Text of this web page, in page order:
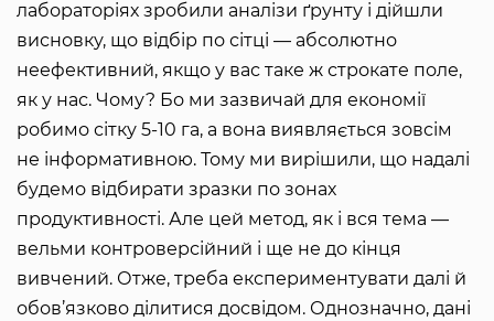
лабораторіях зробили аналізи ґрунту і дійшли
висновку, що відбір по сітці — абсолютно
неефективний, якщо у вас таке ж строкате поле,
як у нас. Чому? Бо ми зазвичай для економії
робимо сітку 5-10 га, а вона виявляється зовсім
не інформативною. Тому ми вирішили, що надалі
будемо відбирати зразки по зонах
продуктивності. Але цей метод, як і вся тема —
вельми контроверсійний і ще не до кінця
вивчений. Отже, треба експериментувати далі й
обов’язково ділитися досвідом. Однозначно, дані